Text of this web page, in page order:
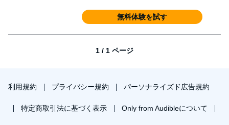
無料体験を試す
1 / 1 ページ
利用規約 プライバシー規約 パーソナライズド広告規約
特定商取引法に基づく表示 Only from Audibleについて